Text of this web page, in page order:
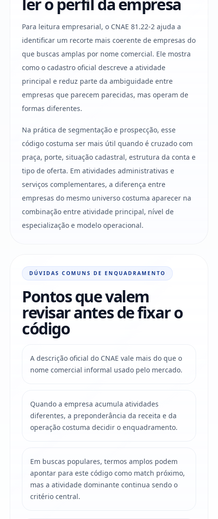
Para leitura empresarial, o CNAE 81.22-2 ajuda a
identificar um recorte mais coerente de empresas do
que buscas amplas por nome comercial. Ele mostra
como o cadastro oficial descreve a atividade
principal e reduz parte da ambiguidade entre
empresas que parecem parecidas, mas operam de
formas diferentes.
Na prática de segmentação e prospecção, esse
código costuma ser mais útil quando é cruzado com
praça, porte, situação cadastral, estrutura da conta e
tipo de oferta. Em atividades administrativas e
serviços complementares, a diferença entre
empresas do mesmo universo costuma aparecer na
combinação entre atividade principal, nível de
especialização e modelo operacional.
DÚVIDAS COMUNS DE ENQUADRAMENTO
Pontos que valem
revisar antes de fixar o
código
A descrição oficial do CNAE vale mais do que o
nome comercial informal usado pelo mercado.
Quando a empresa acumula atividades
diferentes, a preponderância da receita e da
operação costuma decidir o enquadramento.
Em buscas populares, termos amplos podem
apontar para este código como match próximo,
mas a atividade dominante continua sendo o
critério central.